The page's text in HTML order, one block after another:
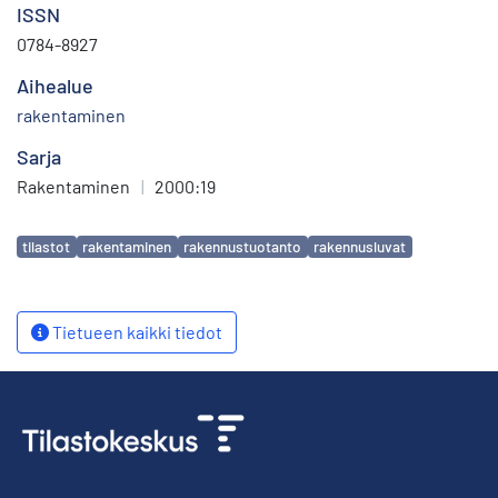
ISSN
0784-8927
Aihealue
rakentaminen
Sarja
Rakentaminen | 2000:19
Avainsanat
tilastot rakentaminen rakennustuotanto rakennusluvat
Tietueen kaikki tiedot